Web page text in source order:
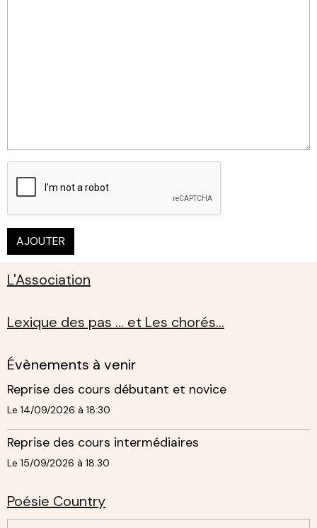
AJOUTER
L'Association
Lexique des pas ... et Les chorés...
Évènements à venir
Reprise des cours débutant et novice
Le 14/09/2026 à 18:30
Reprise des cours intermédiaires
Le 15/09/2026 à 18:30
Poésie Country